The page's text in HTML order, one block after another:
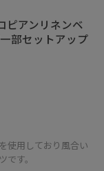
り具合で色味
品の色味はスタ
がない方、
い。
ピアンリネンベ
部セットアップ
使用しており風合い
です。